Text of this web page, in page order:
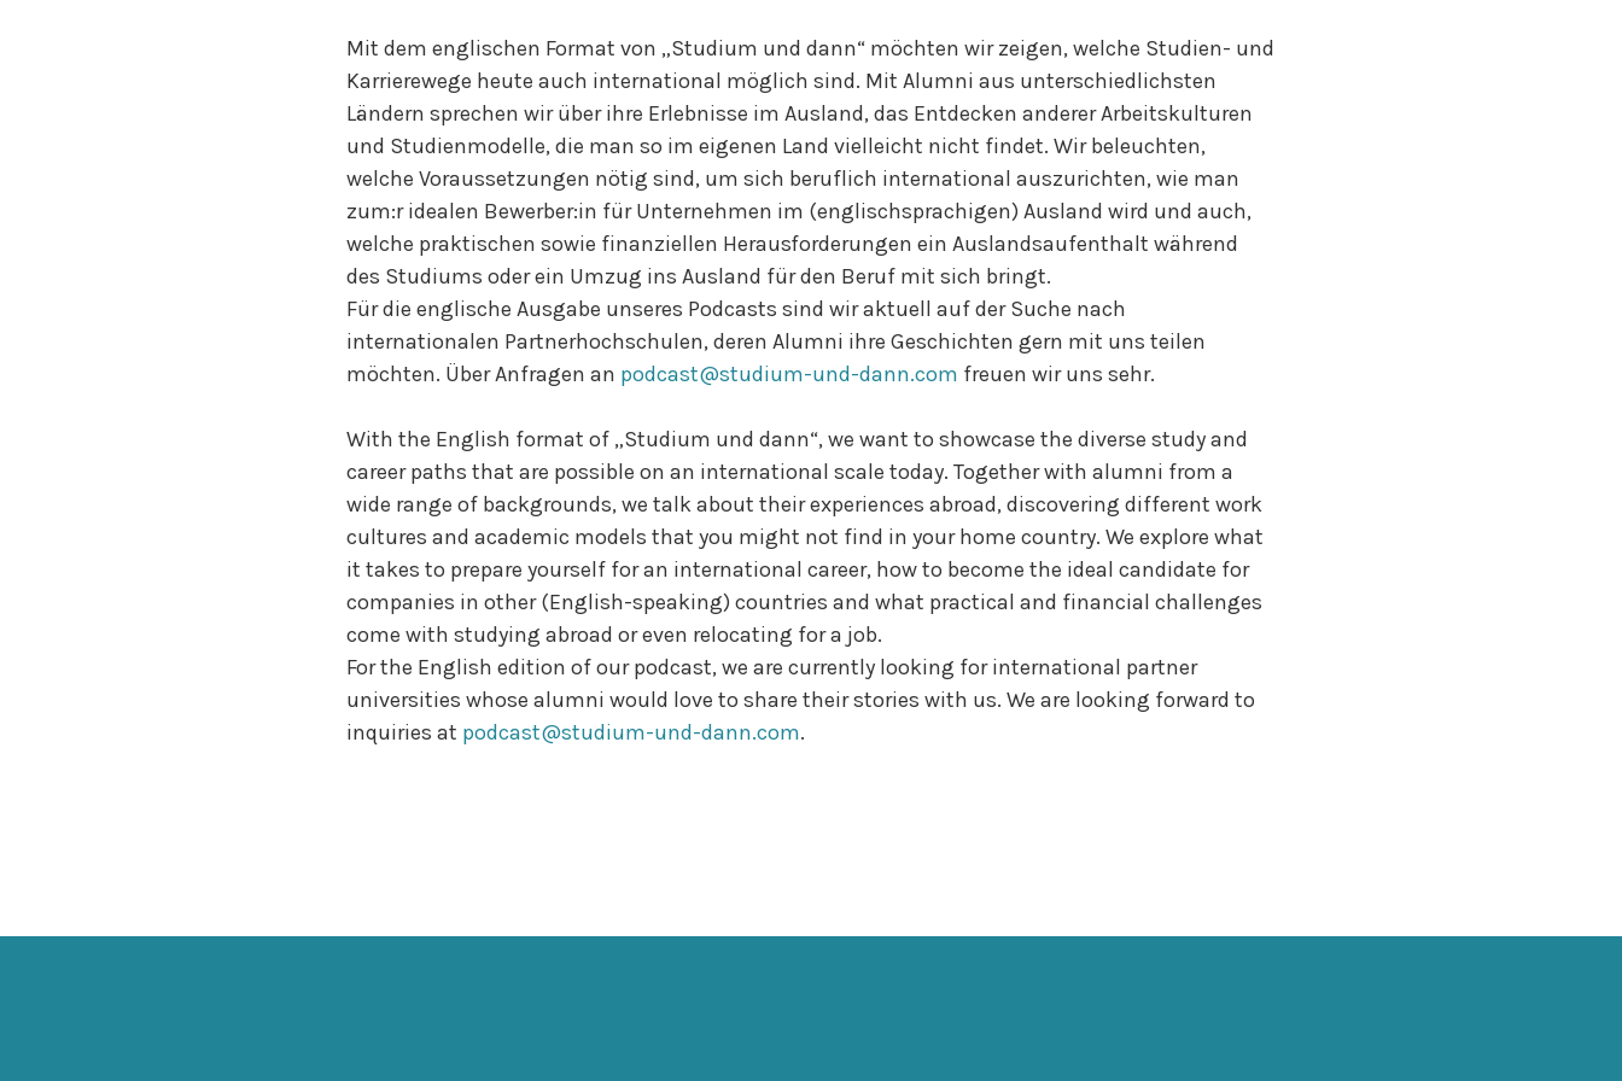
Mit dem englischen Format von „Studium und dann“ möchten wir zeigen, welche Studien- und
Karrierewege heute auch international möglich sind. Mit Alumni aus unterschiedlichsten
Ländern sprechen wir über ihre Erlebnisse im Ausland, das Entdecken anderer Arbeitskulturen
und Studienmodelle, die man so im eigenen Land vielleicht nicht findet. Wir beleuchten,
welche Voraussetzungen nötig sind, um sich beruflich international auszurichten, wie man
zum:r idealen Bewerber:in für Unternehmen im (englischsprachigen) Ausland wird und auch,
welche praktischen sowie finanziellen Herausforderungen ein Auslandsaufenthalt während
des Studiums oder ein Umzug ins Ausland für den Beruf mit sich bringt.
Für die englische Ausgabe unseres Podcasts sind wir aktuell auf der Suche nach
internationalen Partnerhochschulen, deren Alumni ihre Geschichten gern mit uns teilen
möchten. Über Anfragen an podcast@studium-und-dann.com freuen wir uns sehr.
With the English format of „Studium und dann“, we want to showcase the diverse study and
career paths that are possible on an international scale today. Together with alumni from a
wide range of backgrounds, we talk about their experiences abroad, discovering different work
cultures and academic models that you might not find in your home country. We explore what
it takes to prepare yourself for an international career, how to become the ideal candidate for
companies in other (English-speaking) countries and what practical and financial challenges
come with studying abroad or even relocating for a job.
For the English edition of our podcast, we are currently looking for international partner
universities whose alumni would love to share their stories with us. We are looking forward to
inquiries at podcast@studium-und-dann.com.